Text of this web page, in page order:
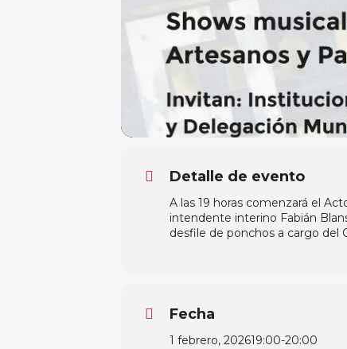
Detalle de evento
A las 19 horas comenzará el
intendente interino Fabián
desfile de ponchos a cargo del
Fecha
1 febrero, 202619:00-20:00